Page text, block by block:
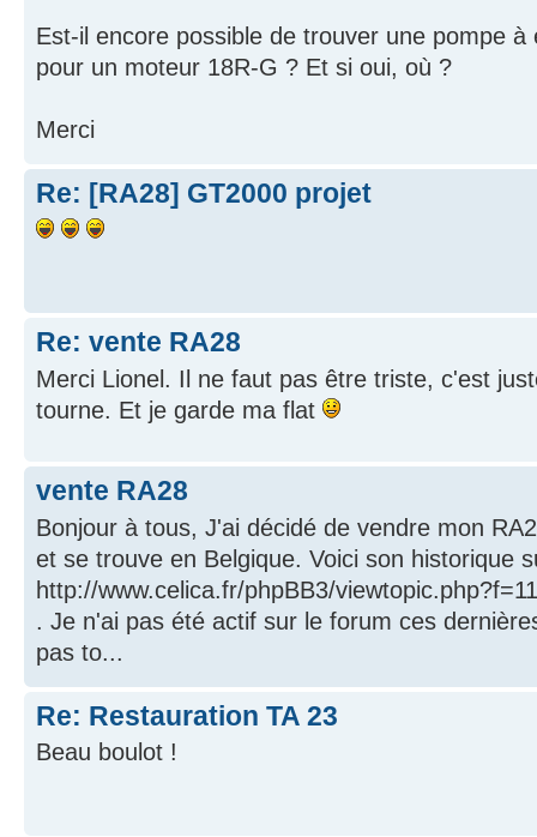
Est-il encore possible de trouver une pompe à
pour un moteur 18R-G ? Et si oui, où ?
Merci
Re: [RA28] GT2000 projet
Re: vente RA28
Merci Lionel. Il ne faut pas être triste, c'est
tourne. Et je garde ma flat
vente RA28
Bonjour à tous, J'ai décidé de vendre mon
et se trouve en Belgique. Voici son historique
http://www.celica.fr/phpBB3/
. Je n'ai pas été actif sur le forum ces
pas to...
Re: Restauration TA 23
Beau boulot !